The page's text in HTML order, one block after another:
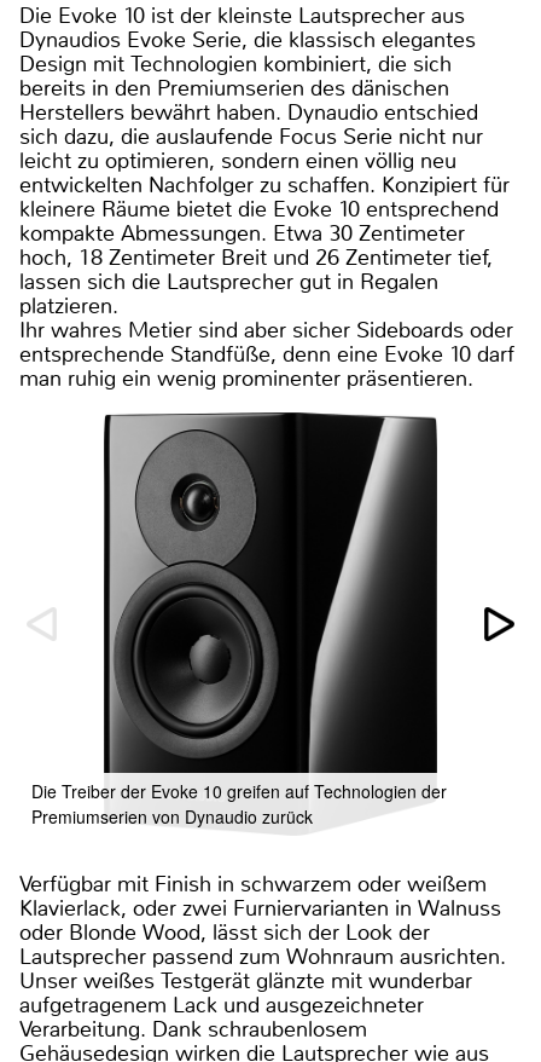
Die Evoke 10 ist der kleinste Lautsprecher aus
Dynaudios Evoke Serie, die klassisch elegantes
Design mit Technologien kombiniert, die sich
bereits in den Premiumserien des dänischen
Herstellers bewährt haben. Dynaudio entschied
sich dazu, die auslaufende Focus Serie nicht nur
leicht zu optimieren, sondern einen völlig neu
entwickelten Nachfolger zu schaffen. Konzipiert für
kleinere Räume bietet die Evoke 10 entsprechend
kompakte Abmessungen. Etwa 30 Zentimeter
hoch, 18 Zentimeter Breit und 26 Zentimeter tief,
lassen sich die Lautsprecher gut in Regalen
platzieren.
Ihr wahres Metier sind aber sicher Sideboards oder
entsprechende Standfüße, denn eine Evoke 10 darf
man ruhig ein wenig prominenter präsentieren.
Die Treiber der Evoke 10 greifen auf Technologien der
Premiumserien von Dynaudio zurück
Verfügbar mit Finish in schwarzem oder weißem
Klavierlack, oder zwei Furniervarianten in Walnuss
oder Blonde Wood, lässt sich der Look der
Lautsprecher passend zum Wohnraum ausrichten.
Unser weißes Testgerät glänzte mit wunderbar
aufgetragenem Lack und ausgezeichneter
Verarbeitung. Dank schraubenlosem
Gehäusedesign wirken die Lautsprecher wie aus